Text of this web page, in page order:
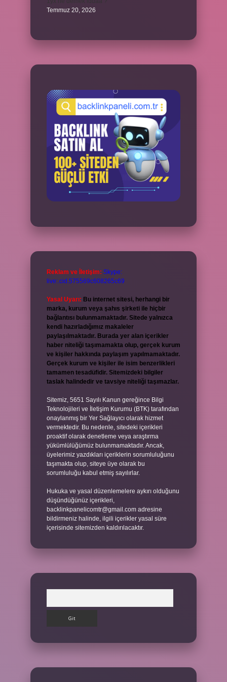
Temmuz 20, 2026
Reklam ve İletişim: Skype:
live:.cid.575569c608265c69
Yasal Uyarı: Bu internet sitesi, herhangi bir
marka, kurum veya şahıs şirketi ile hiçbir
bağlantısı bulunmamaktadır. Sitede yalnızca
kendi hazırladığımız makaleler
paylaşılmaktadır. Burada yer alan içerikler
haber niteliği taşımamakta olup, gerçek kurum
ve kişiler hakkında paylaşım yapılmamaktadır.
Gerçek kurum ve kişiler ile isim benzerlikleri
tamamen tesadüfidir. Sitemizdeki bilgiler
taslak halindedir ve tavsiye niteliği taşımazlar.
Sitemiz, 5651 Sayılı Kanun gereğince Bilgi
Teknolojileri ve İletişim Kurumu (BTK) tarafından
onaylanmış bir Yer Sağlayıcı olarak hizmet
vermektedir. Bu nedenle, sitedeki içerikleri
proaktif olarak denetleme veya araştırma
yükümlülüğümüz bulunmamaktadır. Ancak,
üyelerimiz yazdıkları içeriklerin sorumluluğunu
taşımakta olup, siteye üye olarak bu
sorumluluğu kabul etmiş sayılırlar.
Hukuka ve yasal düzenlemelere aykırı olduğunu
düşündüğünüz içerikleri,
backlinkpanelicomtr@gmail.com adresine
bildirmeniz halinde, ilgili içerikler yasal süre
içerisinde sitemizden kaldırılacaktır.